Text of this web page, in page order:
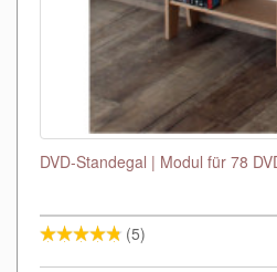
DVD-Standegal | Modul für 78
(5)